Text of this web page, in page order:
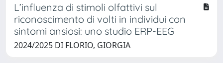
L’influenza di stimoli olfattivi sul
riconoscimento di volti in individui con
sintomi ansiosi: uno studio ERP-EEG
2024/2025 DI FLORIO, GIORGIA